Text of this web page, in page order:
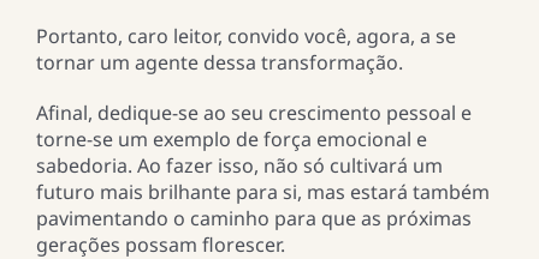
Portanto, caro leitor, convido você, agora, a se
tornar um agente dessa transformação.
Afinal, dedique-se ao seu crescimento pessoal e
torne-se um exemplo de força emocional e
sabedoria. Ao fazer isso, não só cultivará um
futuro mais brilhante para si, mas estará também
pavimentando o caminho para que as próximas
gerações possam florescer.